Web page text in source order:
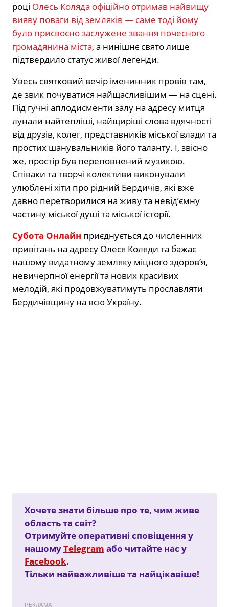
році Олесь Коляда офіційно отримав найвищу
вияву поваги від земляків — саме тоді йому
було присвоєно заслужене звання почесного
громадянина міста, а нинішнє свято лише
підтвердило статус живої легенди.
Увесь святковий вечір іменинник провів там,
де звик почуватися найщасливішим — на сцені.
Під гучні аплодисменти залу на адресу митця
лунали найтепліші, найщиріші слова вдячності
від друзів, колег, представників міської влади та
простих шанувальників його таланту. І, звісно
же, простір був переповнений музикою.
Співаки та творчі колективи виконували
улюблені хіти про рідний Бердичів, які вже
давно перетворилися на живу та невід’ємну
частину міської душі та міської історії.
Субота Онлайн приєднується до численних
привітань на адресу Олеся Коляди та бажає
нашому видатному земляку міцного здоров’я,
невичерпної енергії та нових красивих
мелодій, які продовжуватимуть прославляти
Бердичівщину на всю Україну.
Хочете знати більше про те, чим живе
область та світ?
Отримуйте оперативні сповіщення у
нашомуTelegram або читайте нас у
Facebook.
Тільки найважливіше та найцікавіше!
РЕКЛАМА